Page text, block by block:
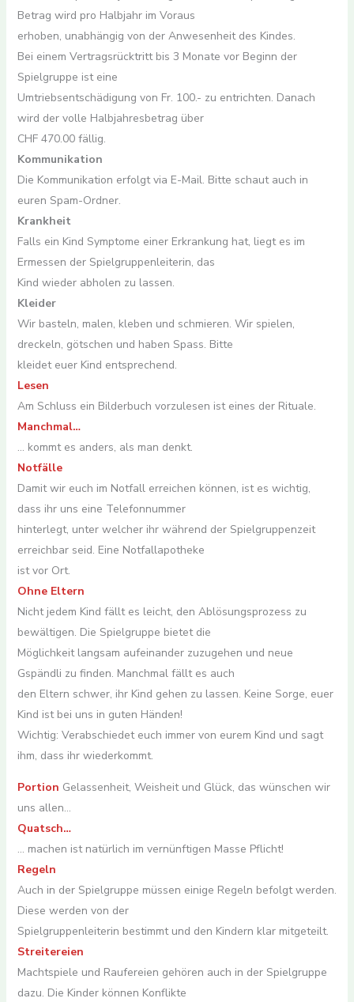
Betrag wird pro Halbjahr im Voraus
erhoben, unabhängig von der Anwesenheit des Kindes.
Bei einem Vertragsrücktritt bis 3 Monate vor Beginn der
Spielgruppe ist eine
Umtriebsentschädigung von Fr. 100.- zu entrichten. Danach
wird der volle Halbjahresbetrag über
CHF 470.00 fällig.
Kommunikation
Die Kommunikation erfolgt via E-Mail. Bitte schaut auch in
euren Spam-Ordner.
Krankheit
Falls ein Kind Symptome einer Erkrankung hat, liegt es im
Ermessen der Spielgruppenleiterin, das
Kind wieder abholen zu lassen.
Kleider
Wir basteln, malen, kleben und schmieren. Wir spielen,
dreckeln, götschen und haben Spass. Bitte
kleidet euer Kind entsprechend.
Lesen
Am Schluss ein Bilderbuch vorzulesen ist eines der Rituale.
Manchmal…
… kommt es anders, als man denkt.
Notfälle
Damit wir euch im Notfall erreichen können, ist es wichtig,
dass ihr uns eine Telefonnummer
hinterlegt, unter welcher ihr während der Spielgruppenzeit
erreichbar seid. Eine Notfallapotheke
ist vor Ort.
Ohne Eltern
Nicht jedem Kind fällt es leicht, den Ablösungsprozess zu
bewältigen. Die Spielgruppe bietet die
Möglichkeit langsam aufeinander zuzugehen und neue
Gspändli zu finden. Manchmal fällt es auch
den Eltern schwer, ihr Kind gehen zu lassen. Keine Sorge, euer
Kind ist bei uns in guten Händen!
Wichtig: Verabschiedet euch immer von eurem Kind und sagt
ihm, dass ihr wiederkommt.
Portion Gelassenheit, Weisheit und Glück, das wünschen wir
uns allen…
Quatsch…
… machen ist natürlich im vernünftigen Masse Pflicht!
Regeln
Auch in der Spielgruppe müssen einige Regeln befolgt werden.
Diese werden von der
Spielgruppenleiterin bestimmt und den Kindern klar mitgeteilt.
Streitereien
Machtspiele und Raufereien gehören auch in der Spielgruppe
dazu. Die Kinder können Konflikte